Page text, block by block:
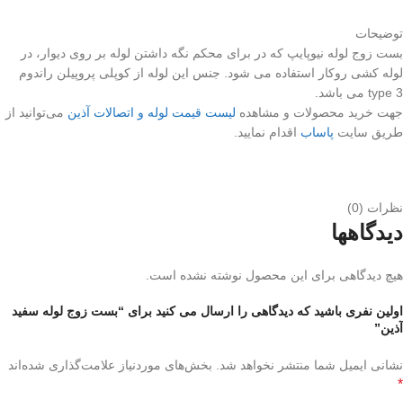
توضیحات
بست زوج لوله نیوپایپ که در برای محکم نگه داشتن لوله بر روی دیوار، در
لوله کشی روکار استفاده می شود. جنس این لوله از کوپلی پروپیلن راندوم
type 3 می باشد.
جهت خرید محصولات و مشاهده لیست قیمت لوله و اتصالات آذین می‌توانید از
طریق سایت پاساب اقدام نمایید.
نظرات (0)
دیدگاهها
هیچ دیدگاهی برای این محصول نوشته نشده است.
اولین نفری باشید که دیدگاهی را ارسال می کنید برای “بست زوج لوله سفید
آذین”
نشانی ایمیل شما منتشر نخواهد شد. بخش‌های موردنیاز علامت‌گذاری شده‌اند
*